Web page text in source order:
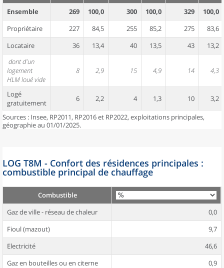
Ensemble 269 100,0 300 100,0 329
100,0
Propriétaire
227 84,5 255 85,2 275
83,6
Locataire
36 13,4 40 13,5 43
13,2
dont d'un
logement
HLM loué vide
8 2,9 15 4,9 14 4,3
Logé
gratuitement
6 2,2 4 1,3 10 3,2
Sources : Insee, RP2011, RP2016 et RP2022, exploitations principales,
géographie au 01/01/2025.
LOG T8M - Confort des résidences principales :
combustible principal de chauffage
Combustible
Gaz de ville - réseau de chaleur
0,0
Fioul (mazout)
9,7
Electricité
46,6
Gaz en bouteilles ou en citerne
0,9